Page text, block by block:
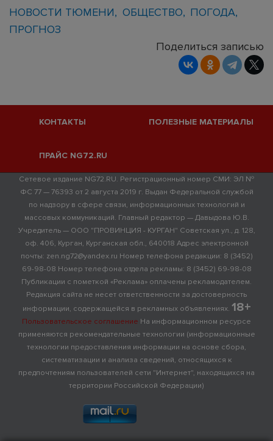
НОВОСТИ ТЮМЕНИ
ОБЩЕСТВО
ПОГОДА
ПРОГНОЗ
Поделиться записью
КОНТАКТЫ ПОЛЕЗНЫЕ МАТЕРИАЛЫ
ПРАЙС NG72.RU
Сетевое издание NG72.RU. Регистрационный номер СМИ: ЭЛ №
ФС 77 — 76393 от 2 августа 2019 г. Выдан Федеральной службой
по надзору в сфере связи, информационных технологий и
массовых коммуникаций. Главный редактор — Давыдова Ю.В.
Учредитель — ООО "ПРОВИНЦИЯ - КУРГАН" Советская ул., д. 128,
оф. 406, Курган, Курганская обл., 640018 Адрес электронной
почты: zen.ng72@yandex.ru Номер телефона редакции: 8 (3452)
69-98-08 Номер телефона отдела рекламы: 8 (3452) 69-98-08
Публикации с пометкой «Реклама» оплачены рекламодателем.
Редакция сайта не несет ответственности за достоверность
информации, содержащейся в рекламных объявлениях. 18+
Пользовательское соглашение На информационном ресурсе
применяются рекомендательные технологии (информационные
технологии предоставления информации на основе сбора,
систематизации и анализа сведений, относящихся к
предпочтениям пользователей сети "Интернет", находящихся на
территории Российской Федерации)